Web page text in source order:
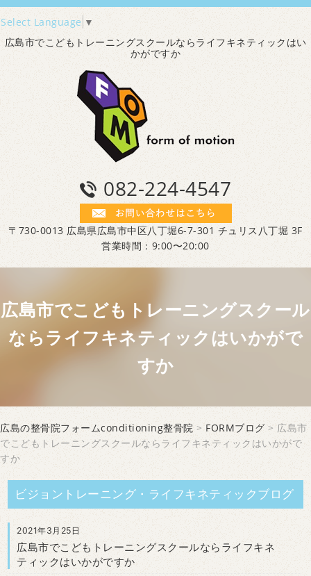
Select Language ▼
広島市でこどもトレーニングスクールならライフキネティックはい
かがですか
082-224-4547
〒730-0013 広島県広島市中区八丁堀6-7-301 チュリス八丁堀 3F
営業時間：9:00〜20:00
広島市でこどもトレーニングスクール
ならライフキネティックはいかがで
すか
広島の整骨院フォームconditioning整骨院 > FORMブログ > 広島市
でこどもトレーニングスクールならライフキネティックはいかがで
すか
ビジョントレーニング・ライフキネティックブログ
2021年3月25日
広島市でこどもトレーニングスクールならライフキネ
ティックはいかがですか